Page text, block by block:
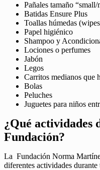
Pañales tamaño
Batidas Ensure Plus
Toallas húmedas
Papel higiénico
Shampoo y
Lociones o perfumes
Jabón
Legos
Carritos medianos que
Bolas
Peluches
Juguetes para niños
¿Qué actividades
Fundación?
La Fundación Norma
diferentes actividades